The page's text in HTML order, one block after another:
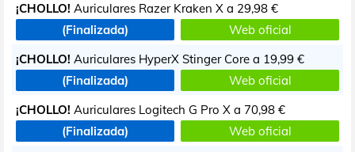
¡CHOLLO! Auriculares Razer Kraken X a 29,98 €
(Finalizada)
Web oficial
¡CHOLLO! Auriculares HyperX Stinger Core a 19,99 €
(Finalizada)
Web oficial
¡CHOLLO! Auriculares Logitech G Pro X a 70,98 €
(Finalizada)
Web oficial